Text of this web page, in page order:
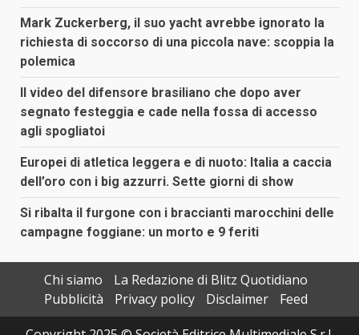
Mark Zuckerberg, il suo yacht avrebbe ignorato la
richiesta di soccorso di una piccola nave: scoppia la
polemica
Il video del difensore brasiliano che dopo aver
segnato festeggia e cade nella fossa di accesso
agli spogliatoi
Europei di atletica leggera e di nuoto: Italia a caccia
dell’oro con i big azzurri. Sette giorni di show
Si ribalta il furgone con i braccianti marocchini delle
campagne foggiane: un morto e 9 feriti
Chi siamo
La Redazione di Blitz Quotidiano
Pubblicità
Privacy policy Disclaimer
Feed